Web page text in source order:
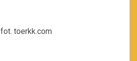
fot. toerkk.com